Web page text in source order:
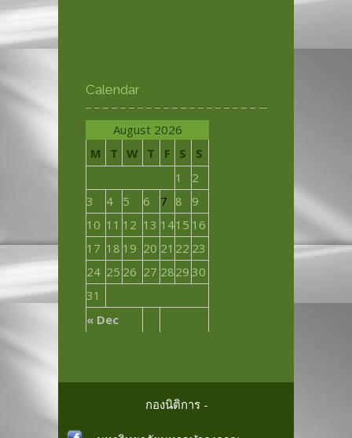
Calendar
August 2026
M
T W T F S S
« Dec
1
2
3
4 5 6 7 8
9
10 11 12 13 1415 16
17 18 19 20 21 22 23
24 25 26 27 2829 30
31
กองนิติการ -